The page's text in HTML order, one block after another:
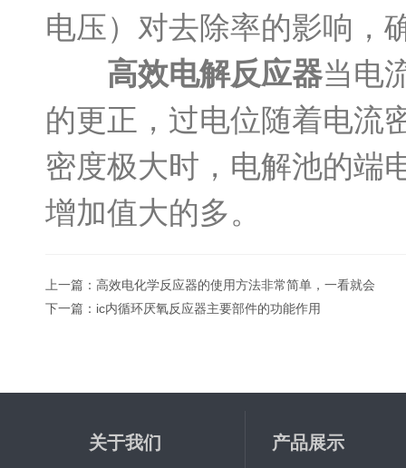
电压）对去除率的影响，
高效电解反应器当电
的更正，过电位随着电流
密度极大时，电解池的端
增加值大的多。
上一篇： 高效电化学反应器的使用方法非常简单，一看就会
下一篇： ic内循环厌氧反应器主要部件的功能作用
关于我们 产品展示